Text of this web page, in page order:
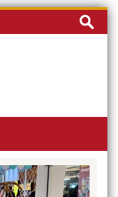
Cari
untuk: